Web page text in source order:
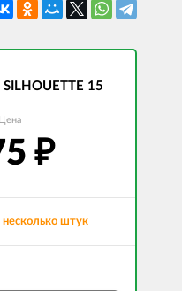
SILHOUETTE 15
Цена
₽
штук